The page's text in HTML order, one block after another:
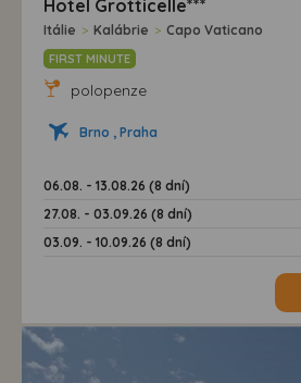
Hotel Grotticelle***
Itálie > Kalábrie > Capo Vaticano
FIRST MINUTE
polopenze
Brno , Praha
06.08. - 13.08.26 (8 dní)
27.08. - 03.09.26 (8 dní)
03.09. - 10.09.26 (8 dní)